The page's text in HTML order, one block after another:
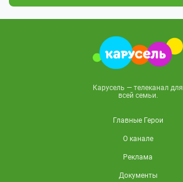
Карусель — телеканал для
всей семьи.
Главные Герои
О канале
Реклама
Документы